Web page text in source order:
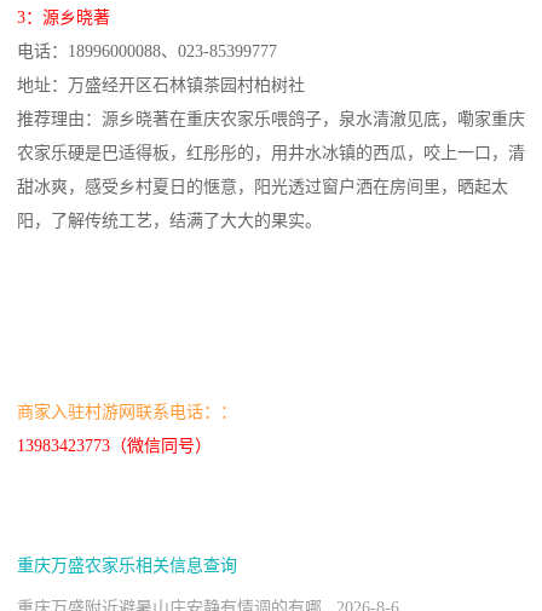
3：源乡晓著
电话：18996000088、023-85399777
地址：万盛经开区石林镇茶园村柏树社
推荐理由：源乡晓著在重庆农家乐喂鸽子，泉水清澈见底，嘞家重庆
农家乐硬是巴适得板，红彤彤的，用井水冰镇的西瓜，咬上一口，清
甜冰爽，感受乡村夏日的惬意，阳光透过窗户洒在房间里，晒起太
阳，了解传统工艺，结满了大大的果实。
商家入驻村游网联系电话：：
13983423773（微信同号）
重庆万盛农家乐相关信息查询